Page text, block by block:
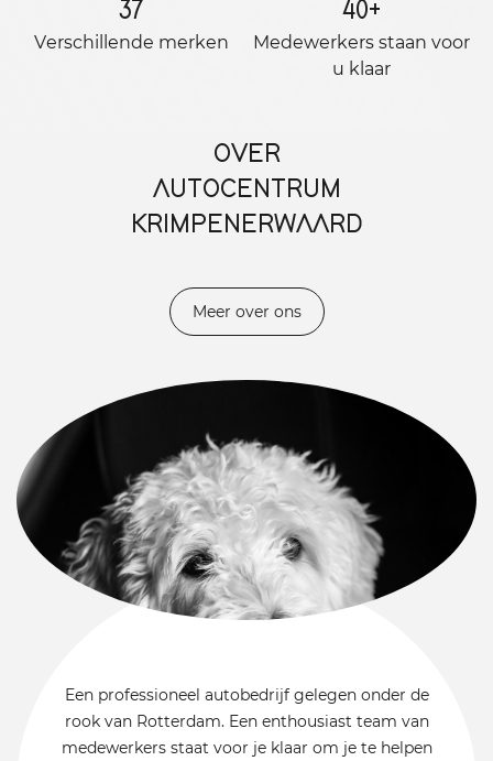
37
Verschillende merken
40+
Medewerkers staan ​​voor
u klaar
OVER
AUTOCENTRUM
KRIMPENERWAARD
Meer over ons
Een professioneel autobedrijf gelegen onder de
rook van Rotterdam. Een enthousiast team van
medewerkers staat voor je klaar om je te helpen